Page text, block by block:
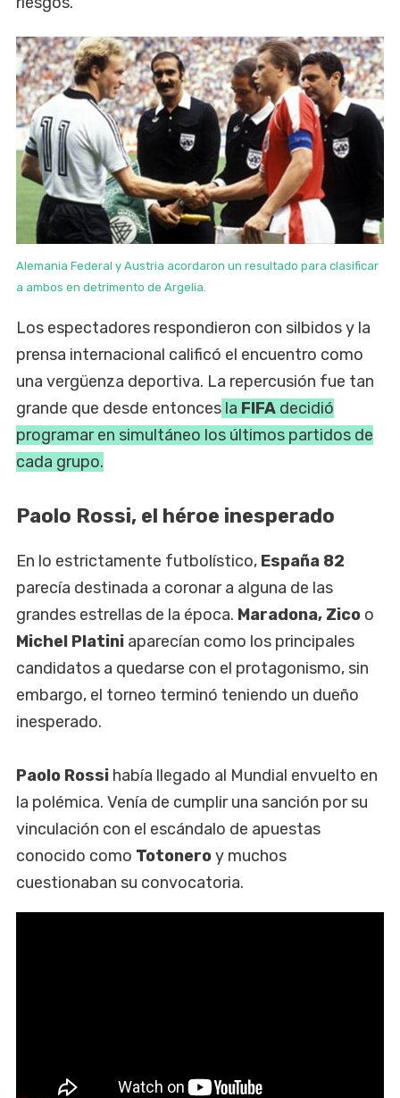
Alemania Federal y Austria acordaron un resultado para clasificar
a ambos en detrimento de Argelia.
Los espectadores respondieron con silbidos y la
prensa internacional calificó el encuentro como
una vergüenza deportiva. La repercusión fue tan
grande que desde entonces la FIFA decidió
programar en simultáneo los últimos partidos de
cada grupo.
Paolo Rossi, el héroe inesperado
En lo estrictamente futbolístico, España 82
parecía destinada a coronar a alguna de las
grandes estrellas de la época. Maradona, Zico o
Michel Platini aparecían como los principales
candidatos a quedarse con el protagonismo, sin
embargo, el torneo terminó teniendo un dueño
inesperado.
Paolo Rossi había llegado al Mundial envuelto en
la polémica. Venía de cumplir una sanción por su
vinculación con el escándalo de apuestas
conocido como Totoneroy muchos
cuestionaban su convocatoria.